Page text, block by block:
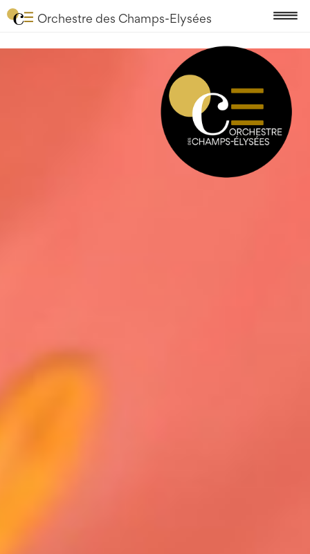
Orchestre des Champs-Elysées